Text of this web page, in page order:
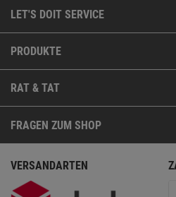
LET'S DOIT SERVICE
PRODUKTE
RAT & TAT
FRAGEN ZUM SHOP
VERSANDARTEN